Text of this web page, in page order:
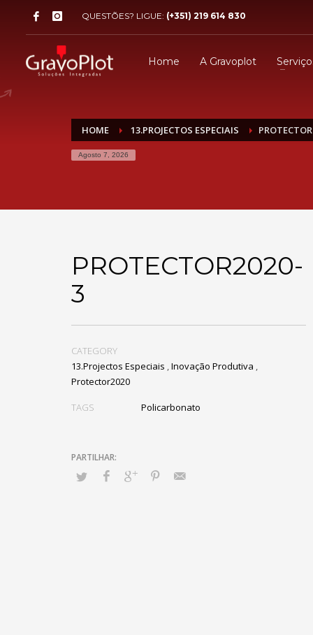
QUESTÕES? LIGUE: (+351) 219 614 830
Home A Gravoplot
HOME 13.PROJECTOS ESPECIAIS
Agosto 7, 2026
PROTECTOR2020-
3
CATEGORY
13.Projectos Especiais ,Inovação Produtiva ,
Protector2020
TAGS Policarbonato